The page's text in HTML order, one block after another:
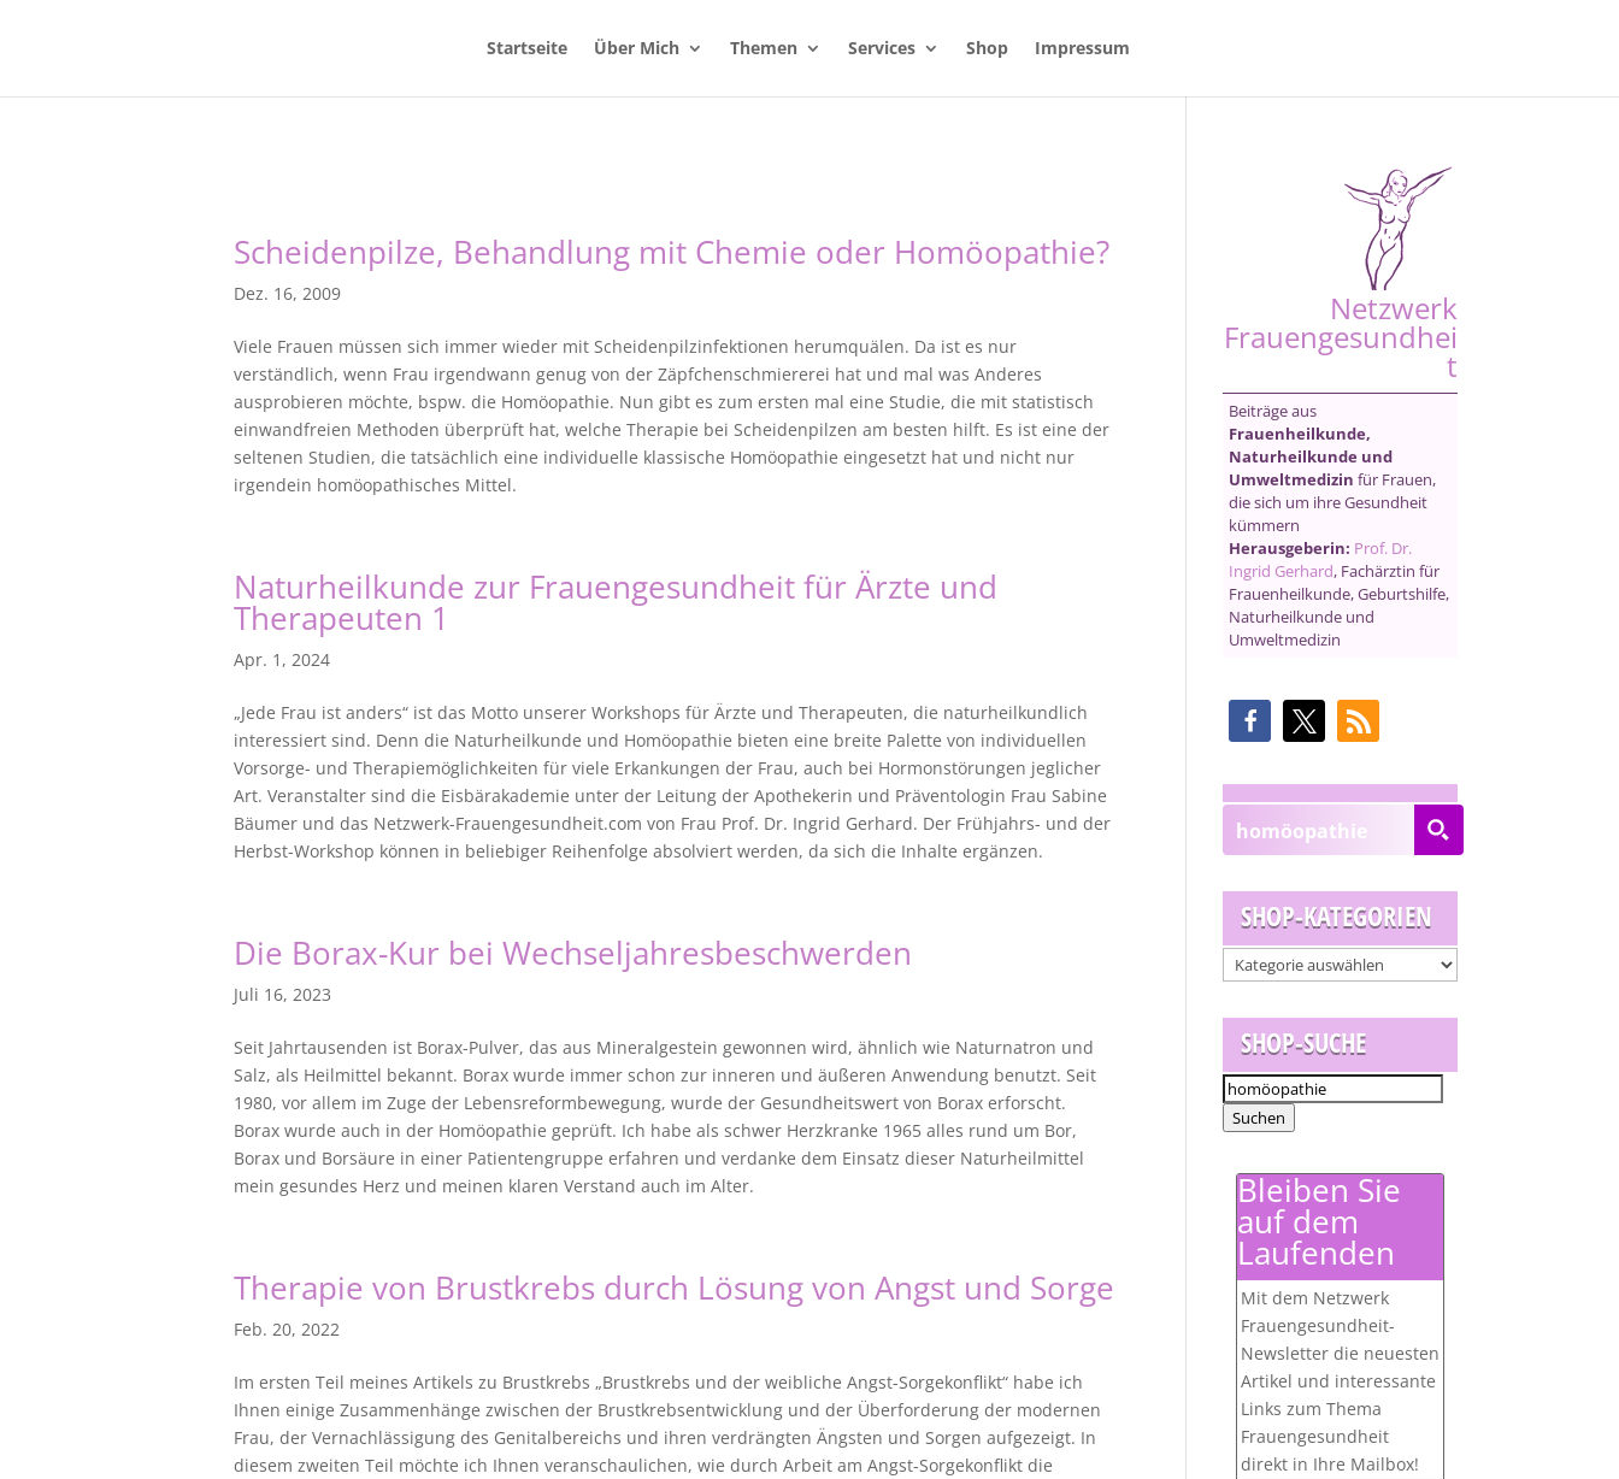
Startseite Über Mich Themen Services Shop Impressum
Scheidenpilze, Behandlung mit Chemie oder Homöopathie?
Dez. 16, 2009
Viele Frauen müssen sich immer wieder mit Scheidenpilzinfektionen herumquälen. Da ist es nur
verständlich, wenn Frau irgendwann genug von der Zäpfchenschmiererei hat und mal was Anderes
ausprobieren möchte, bspw. die Homöopathie. Nun gibt es zum ersten mal eine Studie, die mit statistisch
einwandfreien Methoden überprüft hat, welche Therapie bei Scheidenpilzen am besten hilft. Es ist eine der
seltenen Studien, die tatsächlich eine individuelle klassische Homöopathie eingesetzt hat und nicht nur
irgendein homöopathisches Mittel.
Naturheilkunde zur Frauengesundheit für Ärzte und
Therapeuten 1
Apr. 1, 2024
„Jede Frau ist anders“ ist das Motto unserer Workshops für Ärzte und Therapeuten, die naturheilkundlich
interessiert sind. Denn die Naturheilkunde und Homöopathie bieten eine breite Palette von individuellen
Vorsorge- und Therapiemöglichkeiten für viele Erkankungen der Frau, auch bei Hormonstörungen jeglicher
Art. Veranstalter sind die Eisbärakademie unter der Leitung der Apothekerin und Präventologin Frau Sabine
Bäumer und das Netzwerk-Frauengesundheit.com von Frau Prof. Dr. Ingrid Gerhard. Der Frühjahrs- und der
Herbst-Workshop können in beliebiger Reihenfolge absolviert werden, da sich die Inhalte ergänzen.
Die Borax-Kur bei Wechseljahresbeschwerden
Juli 16, 2023
Seit Jahrtausenden ist Borax-Pulver, das aus Mineralgestein gewonnen wird, ähnlich wie Naturnatron und
Salz, als Heilmittel bekannt. Borax wurde immer schon zur inneren und äußeren Anwendung benutzt. Seit
1980, vor allem im Zuge der Lebensreformbewegung, wurde der Gesundheitswert von Borax erforscht.
Borax wurde auch in der Homöopathie geprüft. Ich habe als schwer Herzkranke 1965 alles rund um Bor,
Borax und Borsäure in einer Patientengruppe erfahren und verdanke dem Einsatz dieser Naturheilmittel
mein gesundes Herz und meinen klaren Verstand auch im Alter.
Therapie von Brustkrebs durch Lösung von Angst und Sorge
Feb. 20, 2022
Im ersten Teil meines Artikels zu Brustkrebs „Brustkrebs und der weibliche Angst-Sorgekonflikt“ habe ich
Ihnen einige Zusammenhänge zwischen der Brustkrebsentwicklung und der Überforderung der modernen
Frau, der Vernachlässigung des Genitalbereichs und ihren verdrängten Ängsten und Sorgen aufgezeigt. In
diesem zweiten Teil möchte ich Ihnen veranschaulichen, wie durch Arbeit am Angst-Sorgekonflikt die
Netzwerk
Frauengesundhei
t
Beiträge aus
Frauenheilkunde,
Naturheilkunde und
Umweltmedizin für Frauen,
die sich um ihre Gesundheit
kümmern
Herausgeberin: Prof. Dr.
Ingrid Gerhard, Fachärztin für
Frauenheilkunde, Geburtshilfe,
Naturheilkunde und
Umweltmedizin
SHOP-KATEGORIEN
SHOP-SUCHE
Suchen
nach:
Suchen
Bleiben Sie
auf dem
Laufenden
Mit dem Netzwerk
Frauengesundheit-
Newsletter die neuesten
Artikel und interessante
Links zum Thema
Frauengesundheit
direkt in Ihre Mailbox!